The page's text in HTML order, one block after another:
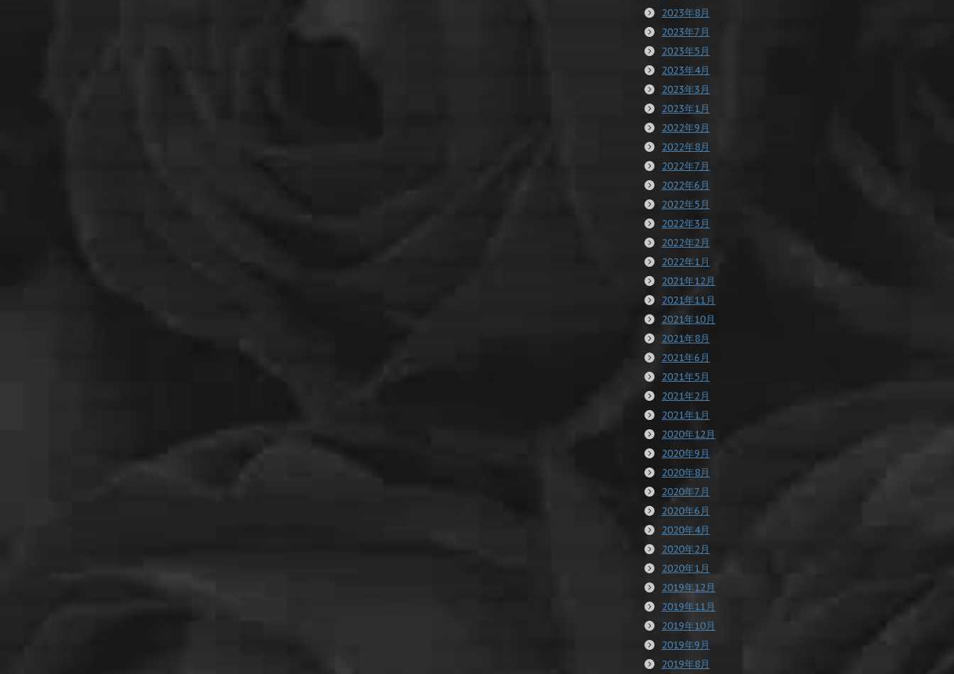
2023年8月
2023年7月
2023年5月
2023年4月
2023年3月
2023年1月
2022年9月
2022年8月
2022年7月
2022年6月
2022年5月
2022年3月
2022年2月
2022年1月
2021年12月
2021年11月
2021年10月
2021年8月
2021年6月
2021年5月
2021年2月
2021年1月
2020年12月
2020年9月
2020年8月
2020年7月
2020年6月
2020年4月
2020年2月
2020年1月
2019年12月
2019年11月
2019年10月
2019年9月
2019年8月